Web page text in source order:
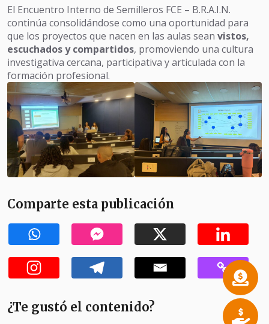
El Encuentro Interno de Semilleros FCE – B.R.A.I.N.
continúa consolidándose como una oportunidad para
que los proyectos que nacen en las aulas sean vistos,
escuchados y compartidos, promoviendo una cultura
investigativa cercana, participativa y articulada con la
formación profesional.
Comparte esta publicación
¿Te gustó el contenido?